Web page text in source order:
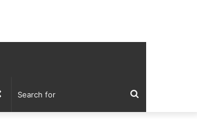
Search
Random